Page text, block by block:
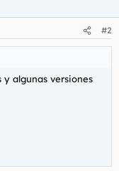
#2
algunas versiones